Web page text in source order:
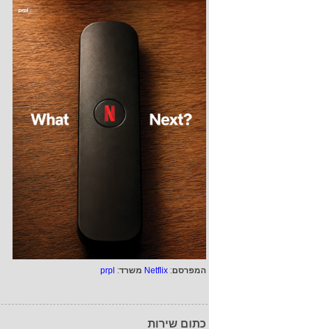
המפרסם:
Netflix משרד:
prpl
כתום שירות